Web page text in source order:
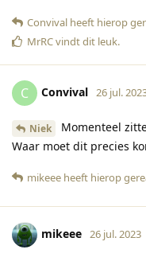
Convival heeft hierop
MrRCvindt dit leuk.
C Convival 26 jul.
Niek
Momenteel
Waar moet dit precies
mikeee heeft hierop
mikeee 26 jul. 2023